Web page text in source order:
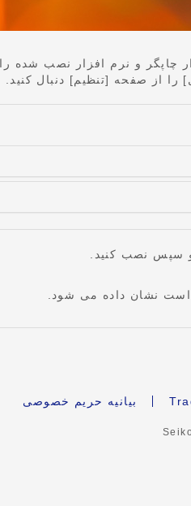
نشان داده می شود.
بیانیه حریم خصوصی